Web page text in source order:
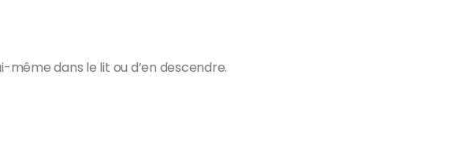
dans le lit ou d’en descendre.